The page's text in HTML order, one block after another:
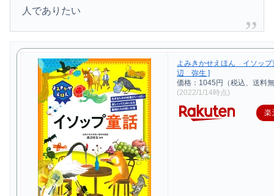
人でありたい
よみきかせえほん イソップ
辺 弥生 ]
価格：1045円（税込、送料
(2022/1/14時点)
楽